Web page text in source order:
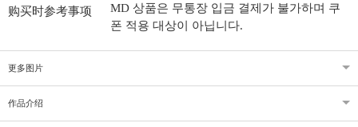
购买时参考事项
MD 상품은 무통장 입금 결제가 불가하며 쿠
폰 적용 대상이 아닙니다.
更多图片
作品介绍